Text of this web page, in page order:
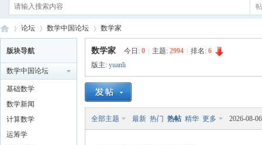
数 »
论坛
›
数学中国论坛
›
数学家
版块导航
数学中国论坛
基础数学
数学新闻
计算数学
运筹学
数学家 今日: 0 主题: 2994 排名: 6
版主: yuanli
全部主题 最新 热门 热帖 精华 更多 2026-08-06